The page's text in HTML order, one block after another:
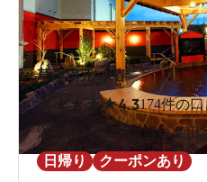
草津湯元 水春
★ ★★★★4.3174件の
滋賀県 / 草津 (滋賀) / 瀬田
日帰り
クーポンあり